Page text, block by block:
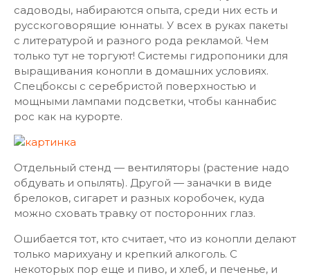
садоводы, набираются опыта, среди них есть и
русскоговорящие юннаты. У всех в руках пакеты
с литературой и разного рода рекламой. Чем
только тут не торгуют! Системы гидропоники для
выращивания конопли в домашних условиях.
Спецбоксы с серебристой поверхностью и
мощными лампами подсветки, чтобы каннабис
рос как на курорте.
Отдельный стенд — вентиляторы (растение надо
обдувать и опылять). Другой — заначки в виде
брелоков, сигарет и разных коробочек, куда
можно сховать травку от посторонних глаз.
Ошибается тот, кто считает, что из конопли делают
только марихуану и крепкий алкоголь. С
некоторых пор еще и пиво, и хлеб, и печенье, и